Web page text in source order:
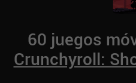
60 juegos
Crunchyroll: